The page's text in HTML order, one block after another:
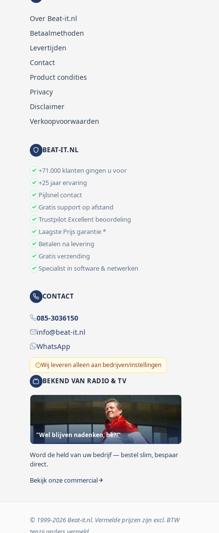
Over Beat-it.nl
Betaalmethoden
Levertijden
Contact
Product condities
Privacy
Disclaimer
Verkoopvoorwaarden
BEAT-IT.NL
+71.000 klanten gingen u voor
+25 jaar ervaring
Pijlsnel contact
Gratis support op afstand
Trustpilot Excellent beoordeling
Laagste Prijs garantie *
Betalen na levering
Gratis verzending
Specialist in software & netwerken
CONTACT
085-3036150
info@beat-it.nl
WhatsApp
Wij leveren alleen aan bedrijven/instellingen
BEKEND VAN RADIO & TV
"Wel blijven nadenken, hè?!"
Word de held van uw bedrijf — bestel slim, bespaar
direct.
Bekijk onze commercial
© 1999-2026 Beat-it.nl. Vermelde prijzen zijn excl. BTW